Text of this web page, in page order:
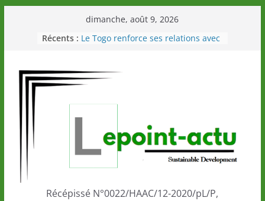
dimanche, août 9, 2026
Récents : Le Togo renforce ses relations avec
Éléphants en Côte d’Ivoire
LOTO DETENTE”, un nouveau tirage
marque de confiance au Togo sur
la scène internationale au-delà des
performances de ses athlètes
Togo: Que retenir de la politique
éducation et de l’ambition de
Récépissé N°0022/HAAC/12-2020/pL/P,